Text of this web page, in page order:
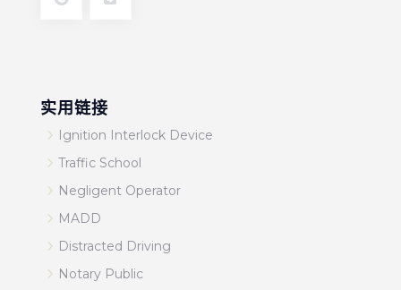
实用链接
5 Ignition Interlock Device
5 Traffic School
5 Negligent Operator
5 MADD
5 Distracted Driving
5 Notary Public